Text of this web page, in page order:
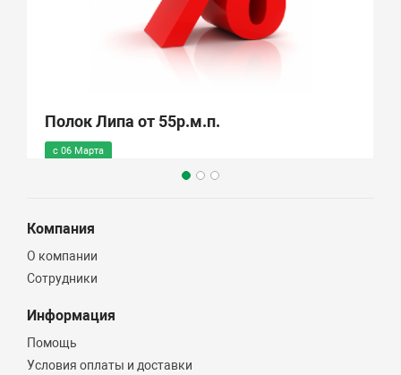
Полок Липа от 55р.м.п.
с 06 Марта
Компания
О компании
Сотрудники
Информация
Помощь
Условия оплаты и доставки